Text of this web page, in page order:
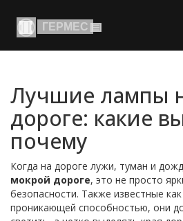
Лучшие лампы
дороге: какие
почему
Когда на дороге лужи, туман и
мокрой дороге, это не просто
безопасности. Также известные как
проникающей способностью, они